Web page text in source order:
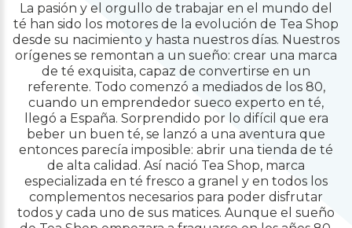
La pasión y el orgullo de trabajar en el mundo del
té han sido los motores de la evolución de Tea Shop
desde su nacimiento y hasta nuestros días. Nuestros
orígenes se remontan a un sueño: crear una marca
de té exquisita, capaz de convertirse en un
referente. Todo comenzó a mediados de los 80,
cuando un emprendedor sueco experto en té,
llegó a España. Sorprendido por lo difícil que era
beber un buen té, se lanzó a una aventura que
entonces parecía imposible: abrir una tienda de té
de alta calidad. Así nació Tea Shop, marca
especializada en té fresco a granel y en todos los
complementos necesarios para poder disfrutar
todos y cada uno de sus matices. Aunque el sueño